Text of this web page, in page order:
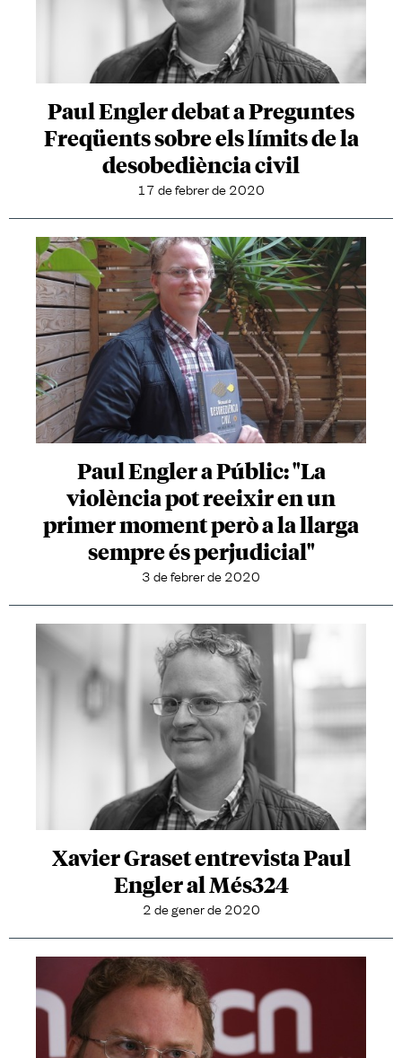
Paul Engler debat a Preguntes
Freqüents sobre els límits de la
desobediència civil
17 de febrer de 2020
Paul Engler a Públic: "La
violència pot reeixir en un
primer moment però a la llarga
sempre és perjudicial"
3 de febrer de 2020
Xavier Graset entrevista Paul
Engler al Més324
2 de gener de 2020